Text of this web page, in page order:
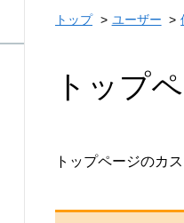
トップ ユーザー
トップ
トップページのカ